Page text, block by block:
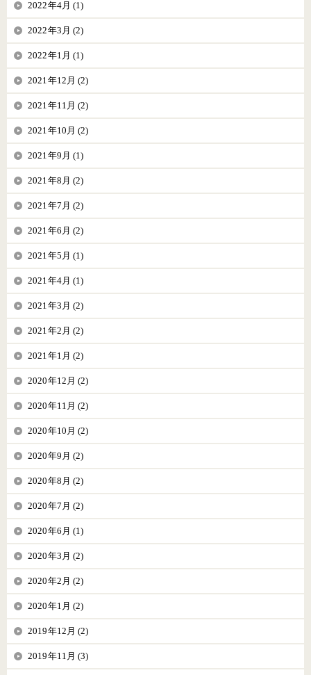
2022年4月 (1)
2022年3月 (2)
2022年1月 (1)
2021年12月 (2)
2021年11月 (2)
2021年10月 (2)
2021年9月 (1)
2021年8月 (2)
2021年7月 (2)
2021年6月 (2)
2021年5月 (1)
2021年4月 (1)
2021年3月 (2)
2021年2月 (2)
2021年1月 (2)
2020年12月 (2)
2020年11月 (2)
2020年10月 (2)
2020年9月 (2)
2020年8月 (2)
2020年7月 (2)
2020年6月 (1)
2020年3月 (2)
2020年2月 (2)
2020年1月 (2)
2019年12月 (2)
2019年11月 (3)